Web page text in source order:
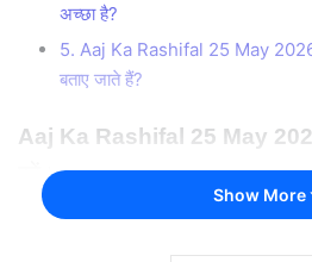
अच्छा है?
5. Aaj Ka Rashifal 25 May
बताए जाते हैं?
Aaj Ka Rashifal 25 May
पढ़ें।
Show More